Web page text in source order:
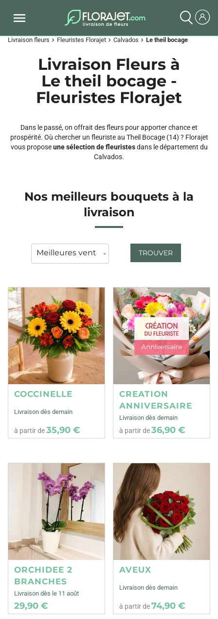
Livraison fleurs chevron_right Fleuristes Florajet chevron_right Calvados chevron_right Le theil bocage
Livraison Fleurs à
Le theil bocage -
Fleuristes Florajet
Dans le passé, on offrait des fleurs pour apporter chance et
prospérité. Où chercher un fleuriste au Theil Bocage (14) ? Florajet
vous proposeune sélection de fleuristesdans le département du
Calvados.
Nos meilleurs bouquets à la
livraison
TROUVER
COCCINELLE
Livraison dès demain
à partir de35,90 €
CREATION
ANNIVERSAIRE
Livraison dès demain
à partir de36,90 €
ORCHIDEE 2
BRANCHES
Livraison dès le 11 août
29,90 €
AVEUX
Livraison dès demain
à partir de74,90 €